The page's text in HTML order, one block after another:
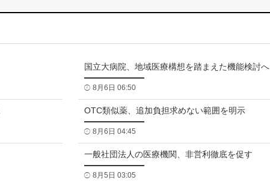
国立大病院、地域医療構想を踏まえた機能検討へ
8月6日 06:50
OTC類似薬、追加負担求めない範囲を明示
8月6日 04:45
一般社団法人の医療機関、非営利徹底を促す
8月5日 03:05